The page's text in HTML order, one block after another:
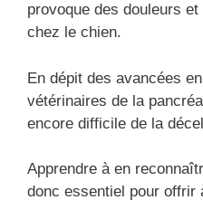
provoque des douleurs
chez le chien.
En dépit des avancées
vétérinaires de la
encore difficile de la
Apprendre à en
donc essentiel pour offrir